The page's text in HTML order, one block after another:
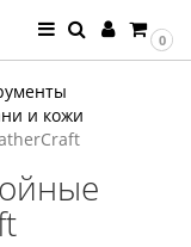
0
и кожи